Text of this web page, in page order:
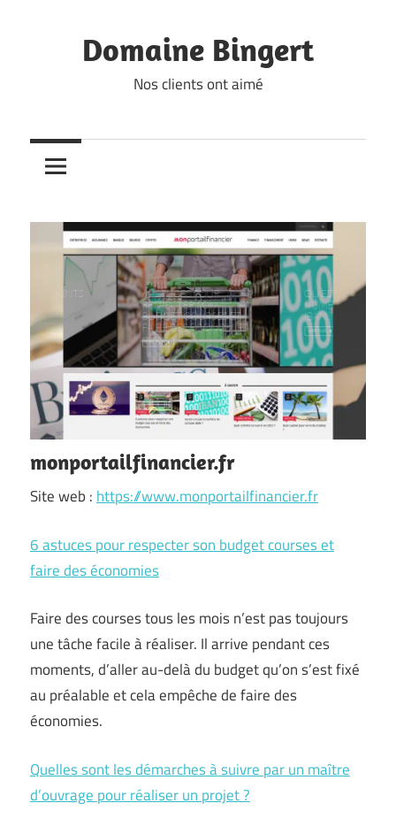
Domaine Bingert
Nos clients ont aimé
monportailfinancier.fr
Site web : https://www.monportailfinancier.fr
6 astuces pour respecter son budget courses et
faire des économies
Faire des courses tous les mois n’est pas toujours
une tâche facile à réaliser. Il arrive pendant ces
moments, d’aller au-delà du budget qu’on s’est fixé
au préalable et cela empêche de faire des
économies.
Quelles sont les démarches à suivre par un maître
d’ouvrage pour réaliser un projet ?